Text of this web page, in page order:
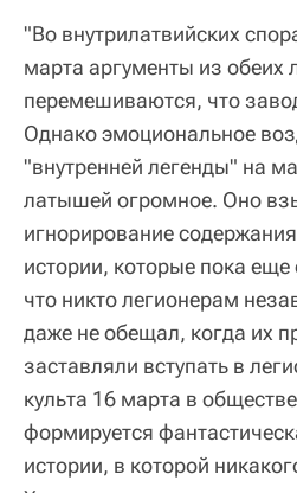
"Во внутрилатвийских
марта‬ аргументы из обеих
перемешиваются, что
Однако эмоциональное
"внутренней легенды" на
латышей огромное. Оно
игнорирование
истории, которые пока еще
что никто легионерам
даже не обещал, когда их
заставляли вступать в
культа ‪16 марта‬ в
формируется
истории, в которой